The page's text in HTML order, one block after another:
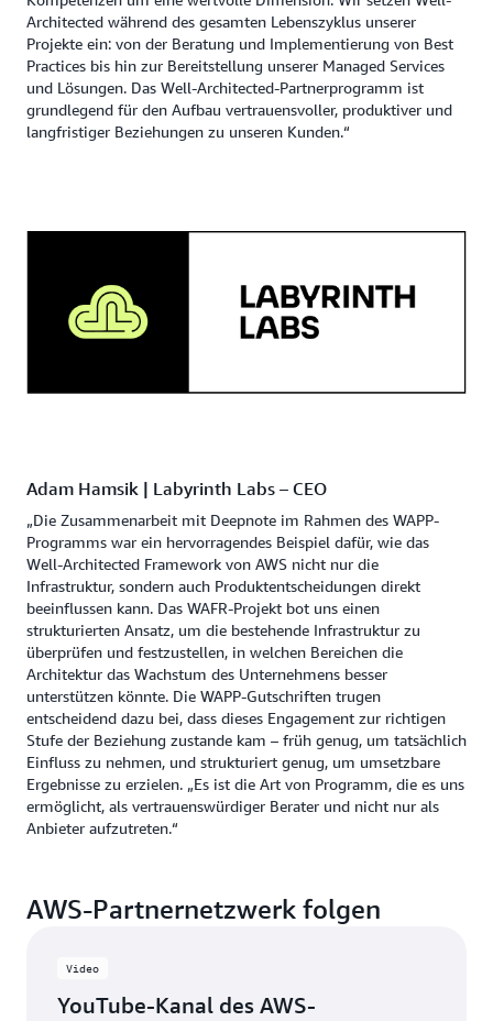
Architected während des gesamten Lebenszyklus unserer
Projekte ein: von der Beratung und Implementierung von Best
Practices bis hin zur Bereitstellung unserer Managed Services
und Lösungen. Das Well-Architected-Partnerprogramm ist
grundlegend für den Aufbau vertrauensvoller, produktiver und
langfristiger Beziehungen zu unseren Kunden.“
Adam Hamsik | Labyrinth Labs – CEO
„Die Zusammenarbeit mit Deepnote im Rahmen des WAPP-
Programms war ein hervorragendes Beispiel dafür, wie das
Well-Architected Framework von AWS nicht nur die
Infrastruktur, sondern auch Produktentscheidungen direkt
beeinflussen kann. Das WAFR-Projekt bot uns einen
strukturierten Ansatz, um die bestehende Infrastruktur zu
überprüfen und festzustellen, in welchen Bereichen die
Architektur das Wachstum des Unternehmens besser
unterstützen könnte. Die WAPP-Gutschriften trugen
entscheidend dazu bei, dass dieses Engagement zur richtigen
Stufe der Beziehung zustande kam – früh genug, um tatsächlich
Einfluss zu nehmen, und strukturiert genug, um umsetzbare
Ergebnisse zu erzielen. „Es ist die Art von Programm, die es uns
ermöglicht, als vertrauenswürdiger Berater und nicht nur als
Anbieter aufzutreten.“
AWS-Partnernetzwerk folgen
Video
YouTube-Kanal des AWS-